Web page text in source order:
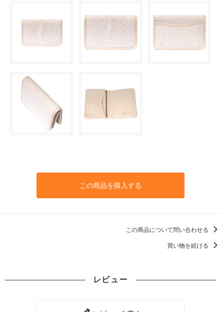
この商品を購入する
この商品について問い合わせる
買い物を続ける
レビュー